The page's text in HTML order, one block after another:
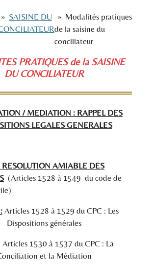
» SAISINE DU
» Modalités pratiques
de la saisine du
conciliateur
PRATIQUES de la SAISINE
DU CONCILIATEUR
/ MEDIATION : RAPPEL DES
LEGALES GENERALES
RESOLUTION AMIABLE DES
(Articles 1528 à 1549 du code de
Articles 1528 à 1529 du CPC : Les
Dispositions générales
Articles 1530 à 1537 du CPC : La
et la Médiation